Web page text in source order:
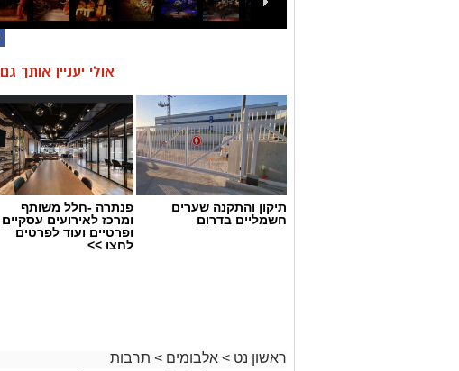
אולי יעניין אותך גם
תיקון והתקנה שערים
חשמליים בדרום
פנתרה -חלל משותף
ומרכז לאירועים עסקיים
ופרטיים ועוד לפרטים
לחצו >>
ראשון נט > אלבומים > תרבות